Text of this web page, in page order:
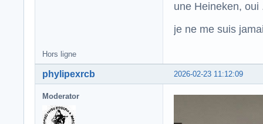
une Heineken,
je ne me suis
Hors ligne
2026-02-23 11:12:09
phylipexrcb
Moderator